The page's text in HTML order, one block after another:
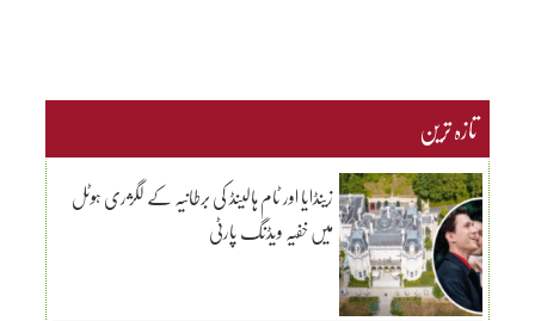
تازہ ترین
زینڈایا اور ٹام ہالینڈ کی برطانیہ کے لگژری ہوٹل
میں خفیہ ویڈنگ پارٹی